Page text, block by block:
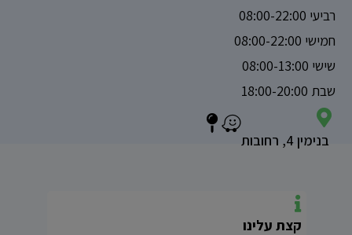
רביעי 08:00-22:00
חמישי 08:00-22:00
שישי 08:00-13:00
שבת 18:00-20:00
בנימין 4, רחובות
קצת עלינו